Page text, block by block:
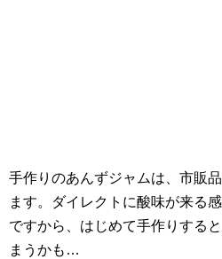
手作りのあんずジャムは、市販
ます。ダイレクトに酸味が来る感
ですから、はじめて手作りする
まうかも…